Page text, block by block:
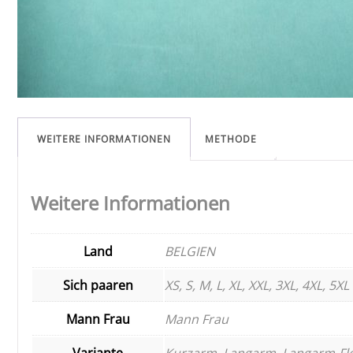
WEITERE INFORMATIONEN METHODE
Weitere Informationen
Land
BELGIEN
Sich paaren
XS, S, M, L, XL, XXL, 3XL, 4XL, 5XL
Mann Frau
Mann Frau